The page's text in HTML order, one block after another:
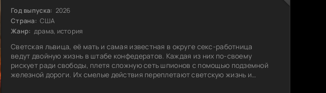
Год выпуска: 2026
Страна: США
Жанр: драма, история
Светская львица, её мать и самая известная в округе секс-работница
ведут двойную жизнь в штабе конфедератов. Каждая из них по-своему
рискует ради свободы, плетя сложную сеть шпионов с помощью подземной
железной дороги. Их смелые действия переплетают светскую жизнь и